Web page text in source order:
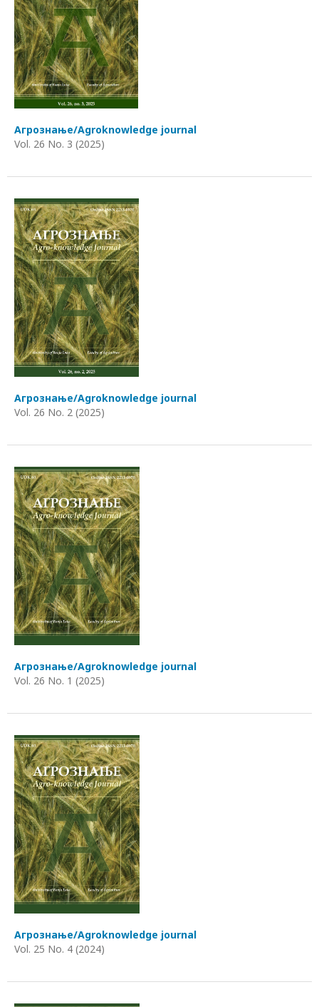
Агрознање/Agroknowledge journal
Vol. 26 No. 3 (2025)
Агрознање/Agroknowledge journal
Vol. 26 No. 2 (2025)
Агрознање/Agroknowledge journal
Vol. 26 No. 1 (2025)
Агрознање/Agroknowledge journal
Vol. 25 No. 4 (2024)